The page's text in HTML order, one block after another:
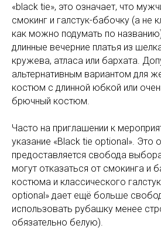
«black tie», это означает, что
смокинг и галстук-бабочку (а не
как можно подумать по
длинные вечерние платья из
кружева, атласа или бархата.
альтернативным вариантом для
костюм с длинной юбкой или
брючный костюм.
Часто на приглашении к
указание «Black tie optional». Это
предоставляется свобода
могут отказаться от смокинга и
костюма и классического
optional» дает ещё больше
использовать рубашку менее
обязательно белую).